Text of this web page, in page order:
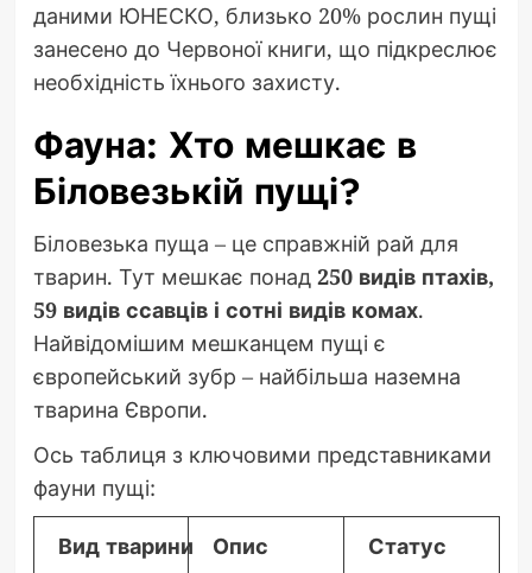
даними ЮНЕСКО, близько 20% рослин пущі
занесено до Червоної книги, що підкреслює
необхідність їхнього захисту.
Фауна: Хто мешкає в
Біловезькій пущі?
Біловезька пуща – це справжній рай для
тварин. Тут мешкає понад 250 видів птахів,
59 видів ссавців і сотні видів комах.
Найвідомішим мешканцем пущі є
європейський зубр – найбільша наземна
тварина Європи.
Ось таблиця з ключовими представниками
фауни пущі:
Вид тварини Опис Статус